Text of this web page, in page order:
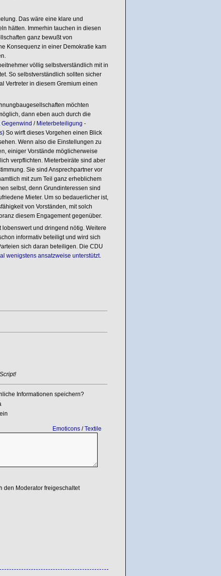
Das wäre eine klare und
hätten. Immerhin tauchen in diesen
ganz bewußt von
Konsequenz in einer Demokratie kam
völlig selbstverständlich mit in
So selbstverständlich sollten sicher
Vertreter in diesem Gremium einen
möchten
dann eben auch durch die
/ Mieterbeteiligung -
) So wirft dieses Vorgehen einen Blick
Wenn also die Einstellungen zu
einiger Vorstände möglicherweise
verpflichten. Mieterbeiräte sind aber
Sie sind Ansprechpartner vor
mit zum Teil ganz erheblichem
selbst, denn Grundinteressen sind
Mieter. Um so bedauerlicher ist,
von Vorständen, mit solch
diesem Engagement gegenüber.
und dringend nötig. Weitere
informativ beteiligt und wird sich
sich daran beteiligen. Die CDU
wenigstens ansatzweise unterstützt.
Informationen speichern?
Emoticons/Textile
den Moderator freigeschaltet